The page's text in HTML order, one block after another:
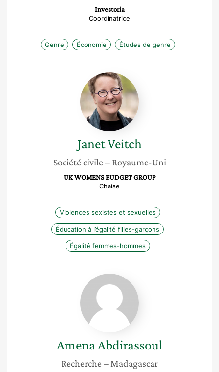
Investoria
Coordinatrice
Genre Économie Études de genre
Janet
Veitch
JanetVeitch
Société civile – Royaume-Uni
UK WOMENS BUDGET GROUP
Chaise
Violences sexistes et sexuelles
Éducation à l’égalité filles-garçons
Égalité femmes-hommes
Amena
Abdirassoul
AmenaAbdirassoul
Recherche – Madagascar